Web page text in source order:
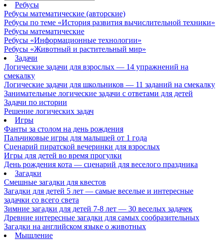
Ребусы
Ребусы математические (авторские)
Ребусы по теме «История развития вычислительной техники»
Ребусы математические
Ребусы «Информационные технологии»
Ребусы «Животный и растительный мир»
Задачи
Логические задачи для взрослых — 14 упражнений на
смекалку
Логические задачи для школьников — 11 заданий на смекалку
Занимательные логические задачи с ответами для детей
Задачи по истории
Решение логических задач
Игры
Фанты за столом на день рождения
Пальчиковые игры для малышей от 1 года
Сценарий пиратской вечеринки для взрослых
Игры для детей во время прогулки
День рождения кота — сценарий для веселого праздника
Загадки
Смешные загадки для квестов
Загадки для детей 5 лет — самые веселые и интересные
задачки со всего света
Зимние загадки для детей 7-8 лет — 30 веселых задачек
Древние интересные загадки для самых сообразительных
Загадки на английском языке о животных
Мышление